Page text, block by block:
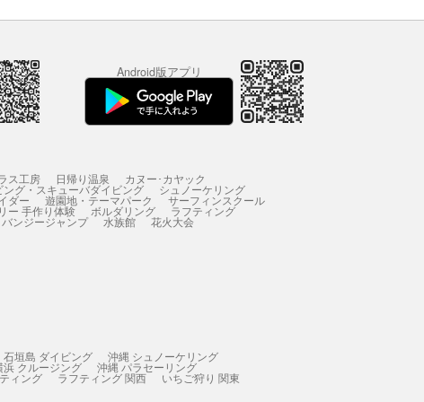
Android版アプリ
ス工房 日帰り温泉 カヌー･カヤック
ング・スキューバダイビング シュノーケリング
ダー 遊園地・テーマパーク サーフィンスクール
ー 手作り体験 ボルダリング ラフティング
バンジージャンプ 水族館 花火大会
石垣島 ダイビング 沖縄 シュノーケリング
浜 クルージング 沖縄 パラセーリング
ィング ラフティング 関西 いちご狩り 関東